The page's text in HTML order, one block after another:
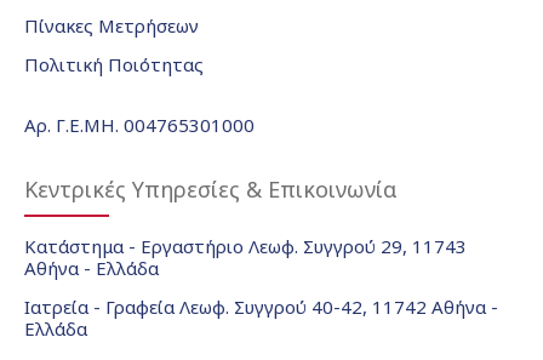
Πίνακες Μετρήσεων
Πολιτική Ποιότητας
Αρ. Γ.Ε.ΜΗ. 004765301000
Κεντρικές Υπηρεσίες & Επικοινωνία
Κατάστημα - Εργαστήριο Λεωφ. Συγγρού 29, 11743
Αθήνα - Ελλάδα
Ιατρεία - Γραφεία Λεωφ. Συγγρού 40-42, 11742 Αθήνα -
Ελλάδα